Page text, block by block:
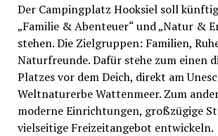
Der Campingplatz Hooksiel soll
„Familie & Abenteuer“ und „Natur &
stehen. Die Zielgruppen: Familien,
Naturfreunde. Dafür stehe zum einen
Platzes vor dem Deich, direkt am
Weltnaturerbe Wattenmeer. Zum
moderne Einrichtungen, großzügige
vielseitige Freizeitangebot entwickeln.